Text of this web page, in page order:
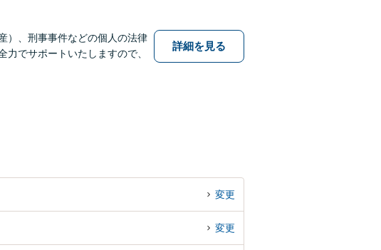
）、刑事事件などの個人の法律
でサポートいたしますので、
詳細を見る
変更
変更